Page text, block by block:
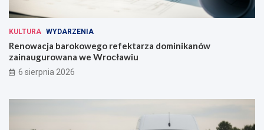
KULTURA WYDARZENIA
Renowacja barokowego refektarza dominikanów
zainaugurowana we Wrocławiu
6 sierpnia 2026